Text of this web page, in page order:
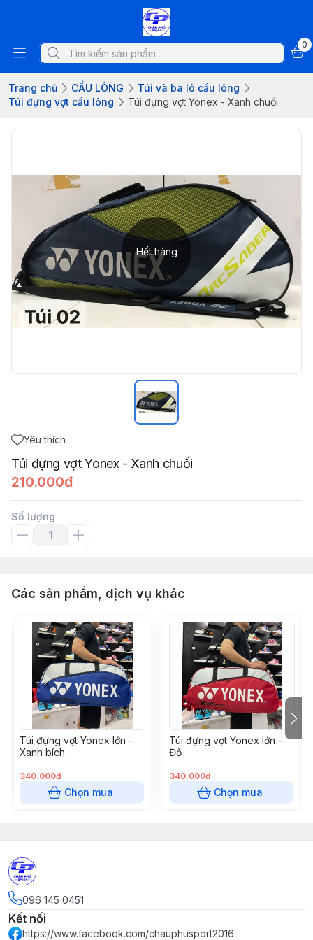
0
Trang chủ CẦU LÔNG
Túi và ba lô cầu lông
Túi đựng vợt cầu lông
Túi đựng vợt Yonex - Xanh chuối
Hết hàng
Yêu thích
Túi đựng vợt Yonex - Xanh chuối
210.000đ
Số lượng
Các sản phẩm, dịch vụ khác
Túi đựng vợt Yonex lớn -
Xanh bích
340.000đ
Chọn mua
Túi đựng vợt Yonex lớn -
Đỏ
340.000đ
Chọn mua
096 145 0451
Kết nối
https://www.facebook.com/chauphusport2016